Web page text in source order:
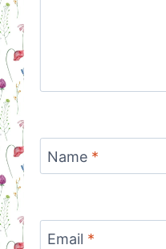
Name *
Email *